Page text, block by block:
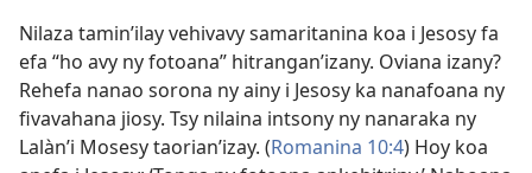
Nilaza tamin’ilay vehivavy samaritanina koa i Jesosy fa
efa “ho avy ny fotoana” hitrangan’izany. Oviana izany?
Rehefa nanao sorona ny ainy i Jesosy ka nanafoana ny
fivavahana jiosy. Tsy nilaina intsony ny nanaraka ny
Lalàn’i Mosesy taorian’izay. (Romanina 10:4) Hoy koa